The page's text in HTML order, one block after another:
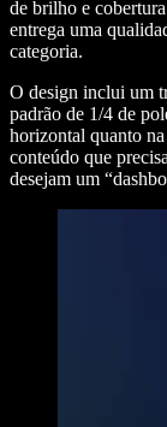
de brilho e
entrega uma
categoria.
O design inclui um
padrão de 1/4 de
horizontal quanto
conteúdo que
desejam um